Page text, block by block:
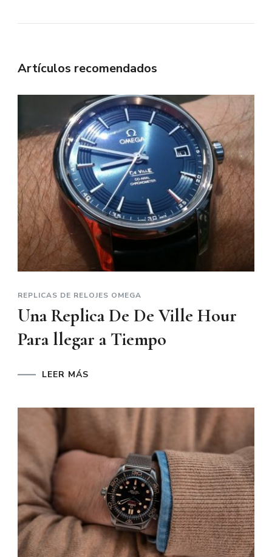
Artículos recomendados
REPLICAS DE RELOJES OMEGA
Una Replica De De Ville Hour
Para llegar a Tiempo
LEER MÁS